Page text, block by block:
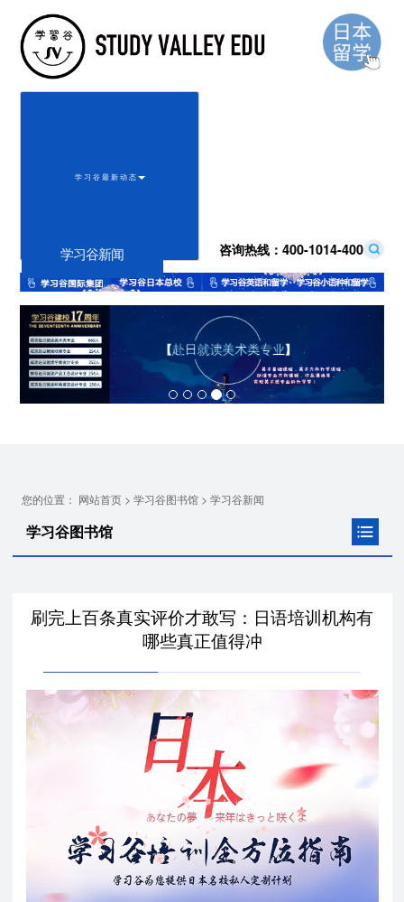
学 习 谷 最 新 动 态
咨询热线：400-1014-400
Previous Next
学习谷新闻
您的位置： 网站首页> 学习谷图书馆> 学习谷新闻
学习谷图书馆
刷完上百条真实评价才敢写：日语培训机构有
哪些真正值得冲